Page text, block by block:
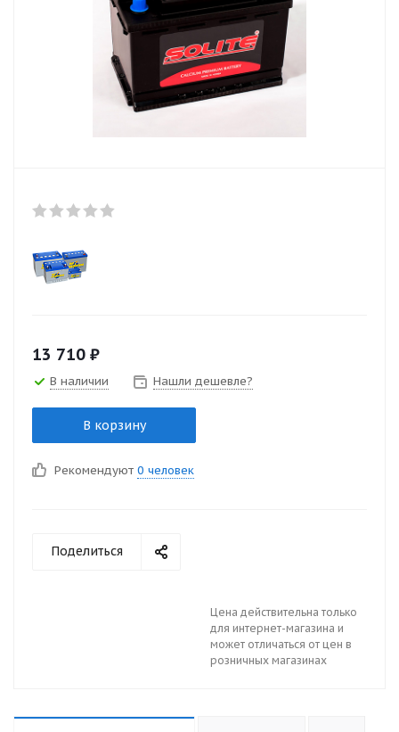
13 710 ₽
В наличии Нашли дешевле?
В корзину
Рекомендуют 0 человек
Поделиться
Цена действительна только
для интернет-магазина и
может отличаться от цен в
розничных магазинах